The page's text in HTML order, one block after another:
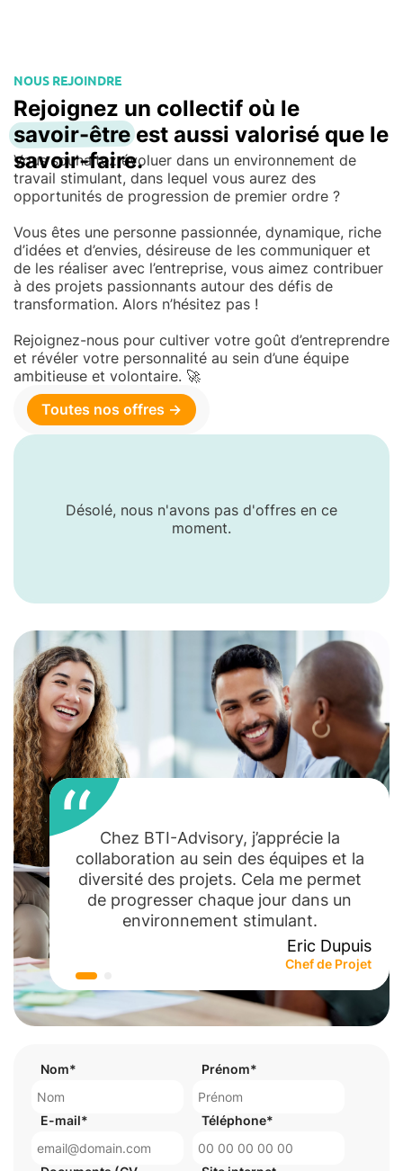
NOUS REJOINDRE
Rejoignez un collectif où le
savoir-êtreest aussi valorisé que le
savoir-faire.
Vous souhaitez évoluer dans un environnement de
travail stimulant, dans lequel vous aurez des
opportunités de progression de premier ordre ?
Vous êtes une personne passionnée, dynamique, riche
d’idées et d’envies, désireuse de les communiquer et
de les réaliser avec l’entreprise, vous aimez contribuer
à des projets passionnants autour des défis de
transformation. Alors n’hésitez pas !
Rejoignez-nous pour cultiver votre goût d’entreprendre
et révéler votre personnalité au sein d’une équipe
ambitieuse et volontaire. 🚀
Toutes nos offres →
Désolé, nous n'avons pas d'offres en ce
moment.
Chez BTI-Advisory, j’apprécie la
collaboration au sein des équipes et la
diversité des projets. Cela me permet
de progresser chaque jour dans un
environnement stimulant.
Eric Dupuis
Chef de Projet
Nom* Prénom*
E-mail* Téléphone*